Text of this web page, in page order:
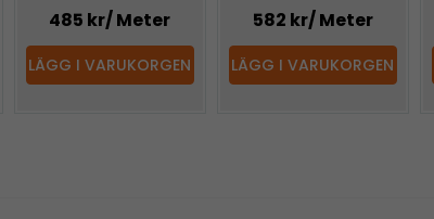
485 kr/ Meter
LÄGG I VARUKORGEN
582 kr/ Meter
LÄGG I VARUKORGEN